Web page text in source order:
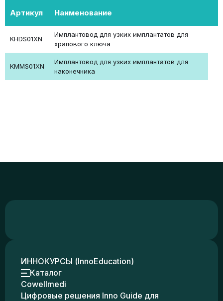
Артикул Наименование
KHDS01XN
Имплантовод для узких имплантатов для
храпового ключа
KMMS01XN
Имплантовод для узких имплантатов для
наконечника
ИННОКУРСЫ (InnoEducation)
Каталог
Cowellmedi
Цифровые решения Inno Guide для